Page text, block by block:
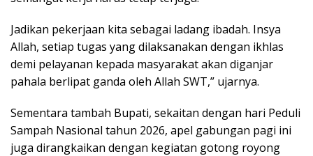
Jadikan pekerjaan kita sebagai ladang ibadah. Insya
Allah, setiap tugas yang dilaksanakan dengan ikhlas
demi pelayanan kepada masyarakat akan diganjar
pahala berlipat ganda oleh Allah SWT,” ujarnya.
Sementara tambah Bupati, sekaitan dengan hari Peduli
Sampah Nasional tahun 2026, apel gabungan pagi ini
juga dirangkaikan dengan kegiatan gotong royong